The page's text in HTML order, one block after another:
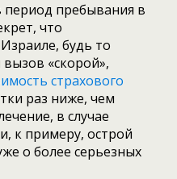
пребывания в
что
будь то
«скорой»,
страхового
раз ниже, чем
в случае
к примеру, острой
о более серьезных